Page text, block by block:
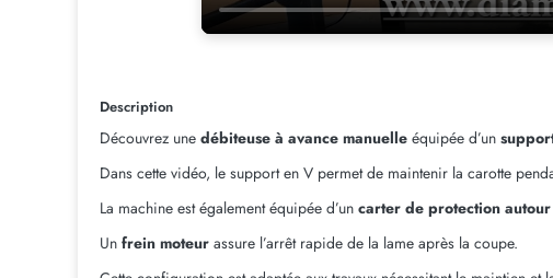
Description
Découvrez une débiteuse à avance manuelle équipée d’un
Dans cette vidéo, le support en V permet de maintenir la carotte
La machine est également équipée d’un carter de protection
Un frein moteur assure l’arrêt rapide de la lame après la coupe.